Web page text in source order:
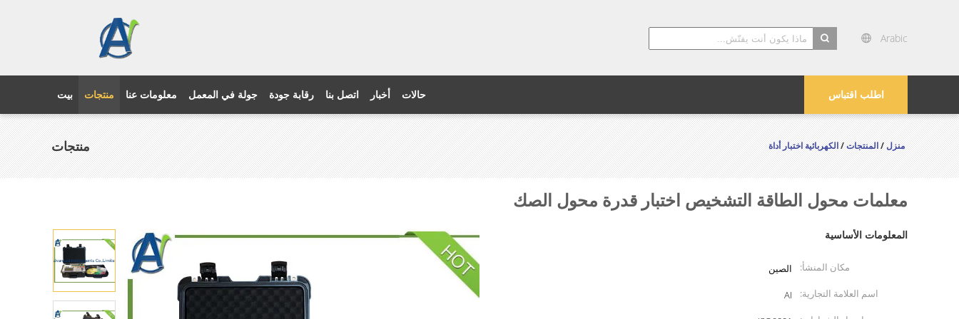
Arabic
اطلب اقتباس بيت منتجات معلومات عنا جولة في المعمل رقابة جودة اتصل بنا أخبار حالات
منتجات منزل/المنتجات/الكهربائية اختبار أداة
معلمات محول الطاقة التشخيص اختبار قدرة محول الصك
المعلومات الأساسية
مكان المنشأ:
الصين
اسم العلامة التجارية:
AI